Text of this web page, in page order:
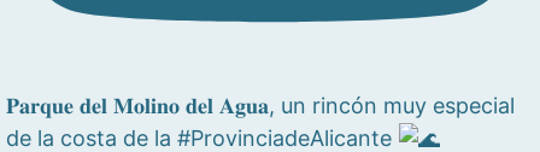
𝐏𝐚𝐫𝐪𝐮𝐞 𝐝𝐞𝐥 𝐌𝐨𝐥𝐢𝐧𝐨 𝐝𝐞𝐥 𝐀𝐠𝐮𝐚, un rincón muy especial
de la costa de la #ProvinciadeAlicante